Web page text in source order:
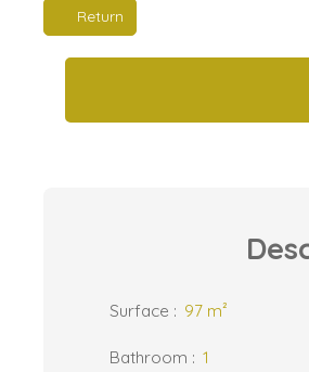
Return
Surface : 97 m²
Bathroom : 1